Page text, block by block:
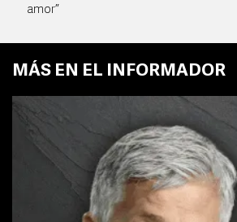
amor”
MÁS EN EL INFORMADOR